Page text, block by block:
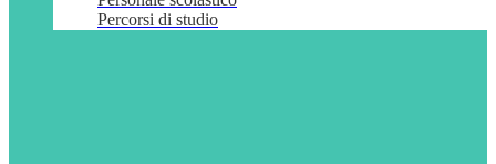
Percorsi di studio